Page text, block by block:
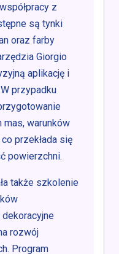
z
są tynki
oraz farby
Giorgio
aplikację i
przypadku
mas, warunków
przekłada się
powierzchni.
także szkolenie
rozwój
Program